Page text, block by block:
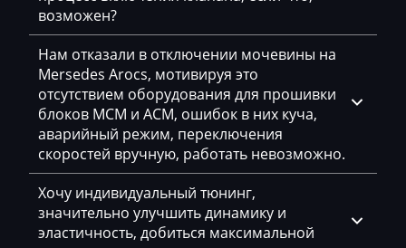
Dammann
Derways
Deutz
Dewulf
Dieci
Dodge
Dongfeng
возможен?
Нам отказали в отключении мочевины на
Mersedes Arocs, мотивируя это
отсутствием оборудования для прошивки
блоков MCM и ACM, ошибок в них куча,
аварийный режим, переключения
скоростей вручную, работать невозможно.
Хочу индивидуальный тюнинг,
значительно улучшить динамику и
эластичность, добиться максимальной